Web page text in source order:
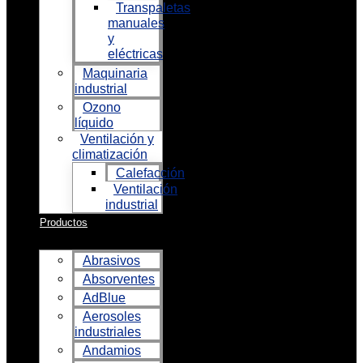
Transpaletas
manuales
y
eléctricas
Maquinaria
industrial
Ozono
líquido
Ventilación y
climatización
Calefacción
Ventilación
industrial
Productos
Abrasivos
Absorventes
AdBlue
Aerosoles
industriales
Andamios